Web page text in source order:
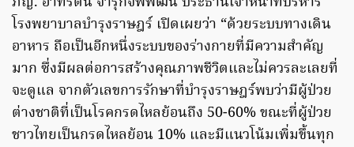
โรงพยาบาลบำรุงราษฎร์ เปิดเผยว่า “ด้วยระบบทางเดิน
อาหาร ถือเป็นอีกหนึ่งระบบของร่างกายที่มีความสำคัญ
มาก ซึ่งมีผลต่อการสร้างคุณภาพชีวิตและไม่ควรละเลยที่
จะดูแล จากตัวเลขการรักษาที่บำรุงราษฎร์พบว่ามีผู้ป่วย
ต่างชาติที่เป็นโรคกรดไหลย้อนถึง 50-60% ขณะที่ผู้ป่วย
ชาวไทยเป็นกรดไหลย้อน 10% และมีแนวโน้มเพิ่มขึ้นทุก